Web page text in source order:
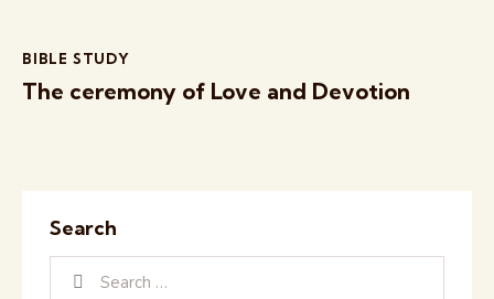
BIBLE STUDY
The ceremony of Love and Devotion
Search